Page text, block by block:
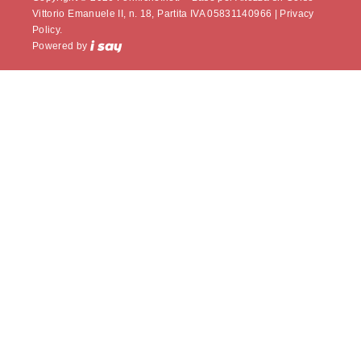
Vittorio Emanuele II, n. 18, Partita IVA 05831140966 |
Privacy
Policy.
Powered by